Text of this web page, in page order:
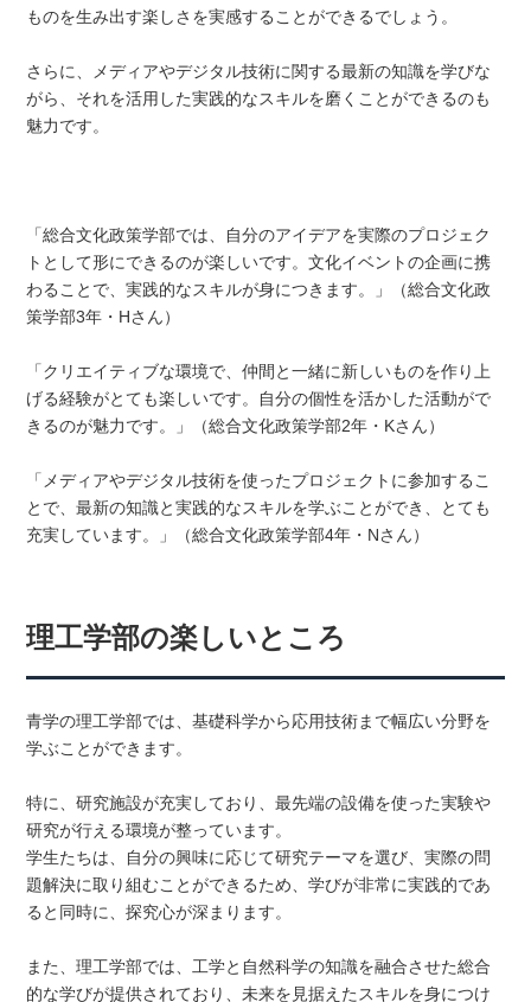
ものを生み出す楽しさを実感することができるでしょう。
さらに、メディアやデジタル技術に関する最新の知識を学びな
がら、それを活用した実践的なスキルを磨くことができるのも
魅力です。
「総合文化政策学部では、自分のアイデアを実際のプロジェク
トとして形にできるのが楽しいです。文化イベントの企画に携
わることで、実践的なスキルが身につきます。」（総合文化政
策学部3年・Hさん）
「クリエイティブな環境で、仲間と一緒に新しいものを作り上
げる経験がとても楽しいです。自分の個性を活かした活動がで
きるのが魅力です。」（総合文化政策学部2年・Kさん）
「メディアやデジタル技術を使ったプロジェクトに参加するこ
とで、最新の知識と実践的なスキルを学ぶことができ、とても
充実しています。」（総合文化政策学部4年・Nさん）
理工学部の楽しいところ
青学の理工学部では、基礎科学から応用技術まで幅広い分野を
学ぶことができます。
特に、研究施設が充実しており、最先端の設備を使った実験や
研究が行える環境が整っています。
学生たちは、自分の興味に応じて研究テーマを選び、実際の問
題解決に取り組むことができるため、学びが非常に実践的であ
ると同時に、探究心が深まります。
また、理工学部では、工学と自然科学の知識を融合させた総合
的な学びが提供されており、未来を見据えたスキルを身につけ